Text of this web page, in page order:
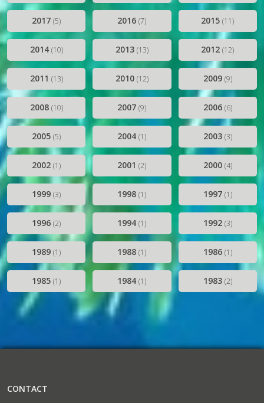
2017(5) 2016(7) 2015(11)
2014 (10) 2013 (13) 2012(12)
2011 (13) 2010 (12) 2009 (9)
2008 (10) 2007(9) 2006 (6)
2005(5) 2004(1) 2003 (3)
2002(1) 2001(2) 2000 (4)
1999(3) 1998(1) 1997 (1)
1996(2) 1994(1) 1992 (3)
1989(1) 1988(1) 1986 (1)
1985(1) 1984(1) 1983 (2)
CONTACT